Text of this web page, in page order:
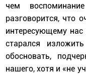
чем
разговорится, что
интересующему нас
старался
обосновать,
нашего, хотя и «не